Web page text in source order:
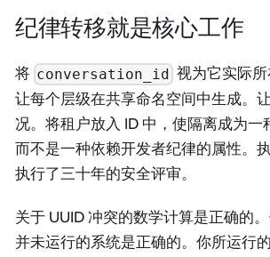
纪律转移就是核心工作
将 conversation_id 视为它实际
让每个层级在共享命名空间中生成。
况。将租户放入 ID 中，使隔离成为一
而不是一种依赖开发者纪律的属性。
执行了三十年的安全评审。
关于 UUID 冲突的数学计算是正确的
并未运行的系统是正确的。你所运行